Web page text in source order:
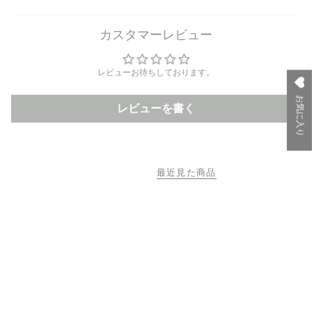
カスタマーレビュー
レビューお待ちしております。
レビューを書く
最近見た商品
お気に入り